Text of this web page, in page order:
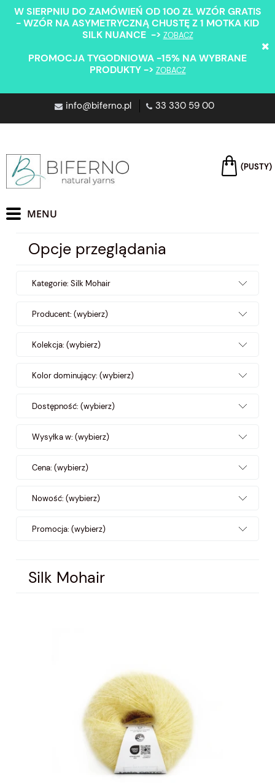
W SIERPNIU DO ZAMÓWIEŃ OD 100 ZŁ WZÓR GRATIS
- WZÓR NA ASYMETRYCZNĄ CHUSTĘ Z 1 MOTKA KID
SILK NUANCE -> ZOBACZ
PROMOCJA TYGODNIOWA -15% NA WYBRANE
PRODUKTY -> ZOBACZ
info@biferno.pl 33 330 59 00
(PUSTY)
Opcje przeglądania
Kategorie: Silk Mohair
Producent: (wybierz)
Kolekcja: (wybierz)
Kolor dominujący: (wybierz)
Dostępność: (wybierz)
Wysyłka w: (wybierz)
Cena: (wybierz)
Nowość: (wybierz)
Promocja: (wybierz)
Silk Mohair